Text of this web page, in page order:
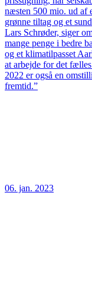
næsten 500 mio. ud af
grønne tiltag og et
Lars Schrøder, siger
mange penge i bedre
og et klimatilpasset
at arbejde for det
2022 er også en
fremtid.”
06. jan. 2023